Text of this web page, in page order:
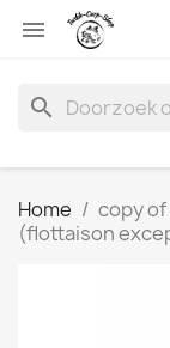

search
Home
copy
(flottaison